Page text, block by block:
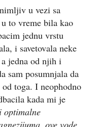
u vezi sa
to vreme bila kao
jednu vrstu
i savetovala neke
jedna od njih i
sam posumnjala da
toga. I neophodno
kada mi je
optimalne
ove vode